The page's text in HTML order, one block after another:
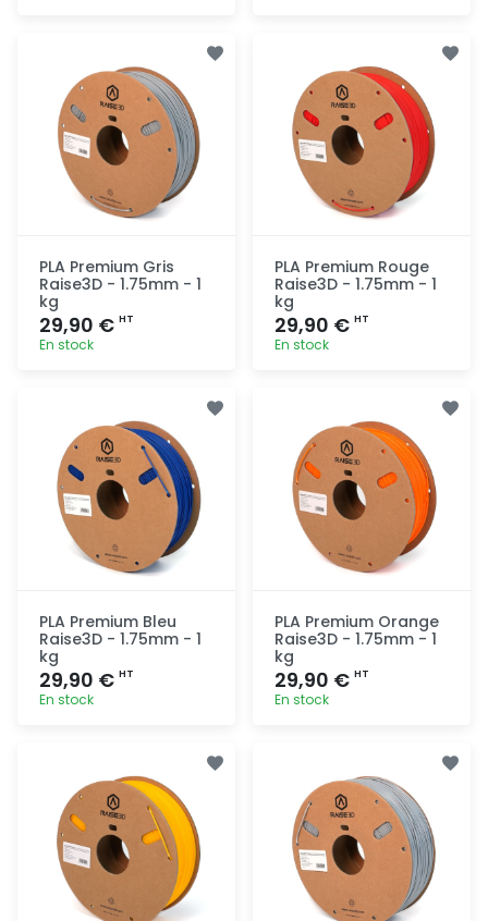
PLA Premium Gris
Raise3D - 1.75mm - 1
kg
29,90 € HT
En stock
PLA Premium Rouge
Raise3D - 1.75mm - 1
kg
29,90 € HT
En stock
PLA Premium Bleu
Raise3D - 1.75mm - 1
kg
29,90 € HT
En stock
PLA Premium Orange
Raise3D - 1.75mm - 1
kg
29,90 € HT
En stock